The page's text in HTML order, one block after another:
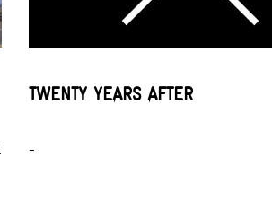
TWENTY YEARS AFTER
-